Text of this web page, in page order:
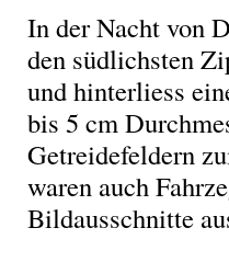
In der Nacht von
den südlichsten
und hinterliess
bis 5 cm
Getreidefeldern
waren auch
Bildausschnitte